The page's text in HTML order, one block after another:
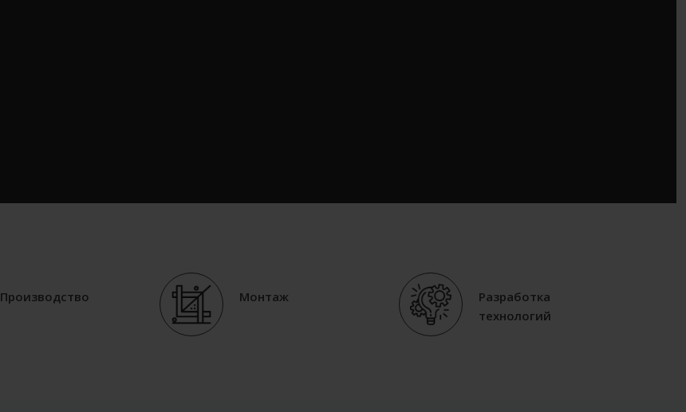
Производство Монтаж
Разработка
технологий